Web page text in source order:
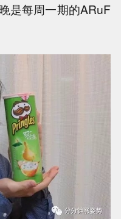
是每周一期的ARuF